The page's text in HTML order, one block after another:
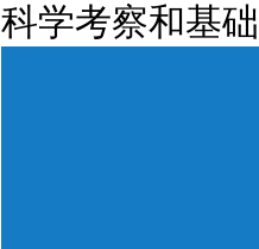
科学考察和基